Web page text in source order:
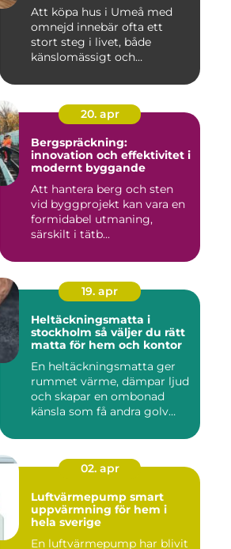
Att köpa hus i Umeå med
omnejd innebär ofta ett
stort steg i livet, både
känslomässigt och
20. apr
Bergspräckning:
innovation och effektivitet i
modernt byggande
Att hantera berg och sten
vid byggprojekt kan vara en
formidabel utmaning,
särskilt i tätb...
19. apr
Heltäckningsmatta i
stockholm så väljer du rätt
matta för hem och kontor
En heltäckningsmatta ger
rummet värme, dämpar ljud
och skapar en ombonad
känsla som få andra golv
02. apr
Luftvärmepump smart
uppvärmning för hem i
hela sverige
En luftvärmepump har blivit